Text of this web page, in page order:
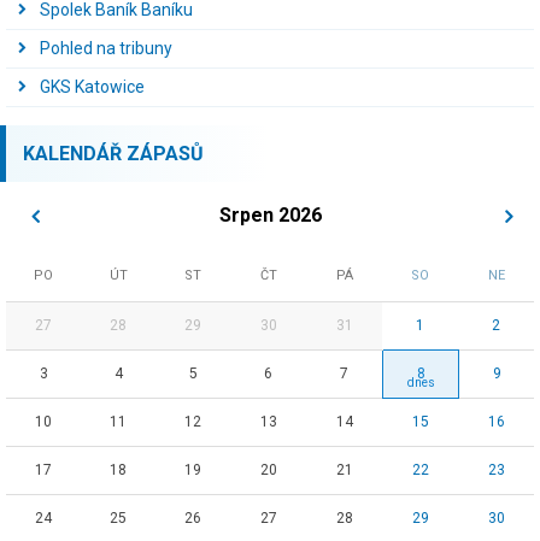
Spolek Baník Baníku
Pohled na tribuny
GKS Katowice
KALENDÁŘ ZÁPASŮ
Srpen 2026
PO ÚT ST ČT PÁ SO NE
27 28 29 30 31 1 2
3 4 5 6 7 8 9
10 11 12 13 14 15 16
17 18 19 20 21 22 23
24 25 26 27 28 29 30